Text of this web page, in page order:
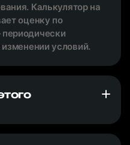
Калькулятор на
оценку по
условий.